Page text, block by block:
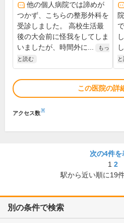
他の個人病院では諦めが
つかず、こちらの整形外科を
受診しました。 高校生活最
後の大会前に怪我をしてしま
いましたが、時間外に...
もっ
と読む
この医院の詳
アクセス数※
次の4件を
1 2
駅から近い順に19
別の条件で検索